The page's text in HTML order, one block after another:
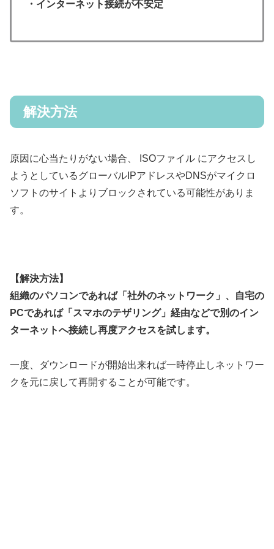
・インターネット接続が不安定
解決方法
原因に心当たりがない場合、 ISOファイル にアクセスし
ようとしているグローバルIPアドレスやDNSがマイクロ
ソフトのサイトよりブロックされている可能性がありま
す。
【解決方法】
組織のパソコンであれば「社外のネットワーク」、自宅の
PCであれば「スマホのテザリング」経由などで別のイン
ターネットへ接続し再度アクセスを試します。
一度、ダウンロードが開始出来れば一時停止しネットワー
クを元に戻して再開することが可能です。